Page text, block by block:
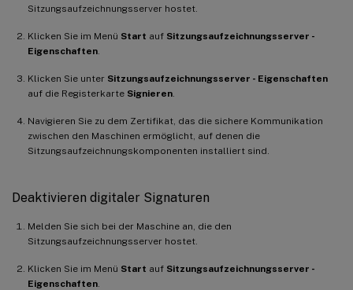
Sitzungsaufzeichnungsserver hostet.
Klicken Sie im Menü Start auf Sitzungsaufzeichnungsserver -
Eigenschaften
Klicken Sie unter Sitzungsaufzeichnungsserver - Eigenschaften
auf die Registerkarte Signieren
Navigieren Sie zu dem Zertifikat, das die sichere Kommunikation
zwischen den Maschinen ermöglicht, auf denen die
Sitzungsaufzeichnungskomponenten installiert sind.
Deaktivieren digitaler Signaturen
Melden Sie sich bei der Maschine an, die den
Sitzungsaufzeichnungsserver hostet.
Klicken Sie im Menü Start auf Sitzungsaufzeichnungsserver -
Eigenschaften